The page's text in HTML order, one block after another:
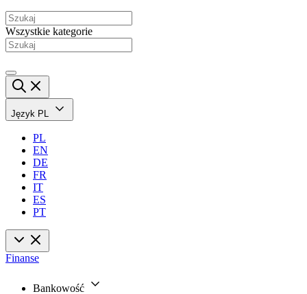
Wszystkie kategorie
Język PL
PL
EN
DE
FR
IT
ES
PT
Finanse
Bankowość